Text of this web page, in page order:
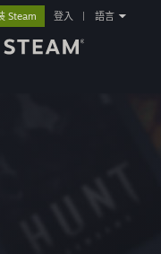
Steam 登入 語言